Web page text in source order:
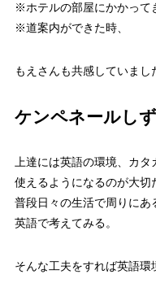
※ホテルの部屋にかかって
※道案内ができた時、
もえさんも共感していまし
ケンペネールし
上達には英語の環境、カタ
使えるようになるのが大切
普段日々の生活で周りにあ
英語で考えてみる。
そんな工夫をすれば英語環